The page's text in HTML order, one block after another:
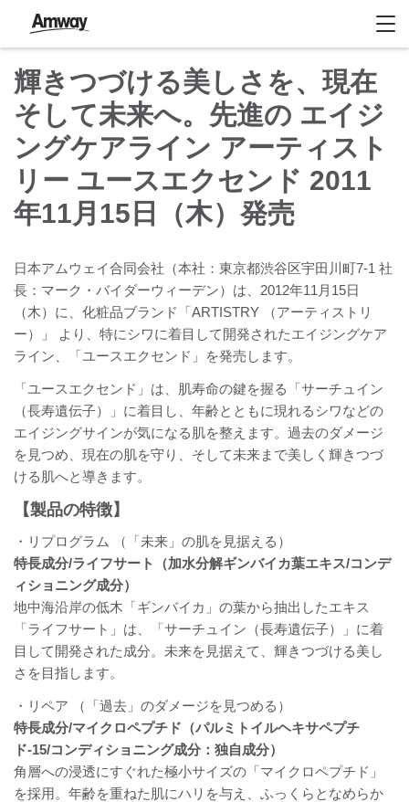
輝きつづける美しさを、現在
そして未来へ。先進の エイジ
ングケアライン アーティスト
リー ユースエクセンド 2011
年11月15日（木）発売
日本アムウェイ合同会社（本社：東京都渋谷区宇田川町7-1 社
長：マーク・バイダーウィーデン）は、2012年11月15日
（木）に、化粧品ブランド「ARTISTRY （アーティストリ
ー）」 より、特にシワに着目して開発されたエイジングケア
ライン、「ユースエクセンド」を発売します。
「ユースエクセンド」は、肌寿命の鍵を握る「サーチュイン
（長寿遺伝子）」に着目し、年齢とともに現れるシワなどの
エイジングサインが気になる肌を整えます。過去のダメージ
を見つめ、現在の肌を守り、そして未来まで美しく輝きつづ
ける肌へと導きます。
【製品の特徴】
・リプログラム （「未来」の肌を見据える）
特長成分/ライフサート（加水分解ギンバイカ葉エキス/コンデ
ィショニング成分）
地中海沿岸の低木「ギンバイカ」の葉から抽出したエキス
「ライフサート」は、「サーチュイン（長寿遺伝子）」に着
目して開発された成分。未来を見据えて、輝きつづける美し
さを目指します。
・リペア （「過去」のダメージを見つめる）
特長成分/マイクロペプチド（パルミトイルヘキサペプチ
ド-15/コンディショニング成分：独自成分）
角層への浸透にすぐれた極小サイズの「マイクロペプチド」
を採用。年齢を重ねた肌にハリを与え、ふっくらとなめらか